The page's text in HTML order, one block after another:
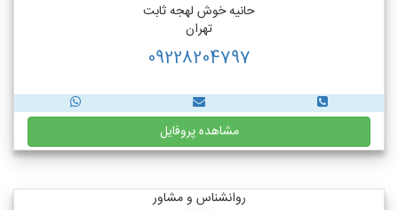
حانیه خوش لهجه ثابت
تهران
09228204797
مشاهده پروفایل
روانشناس و مشاور